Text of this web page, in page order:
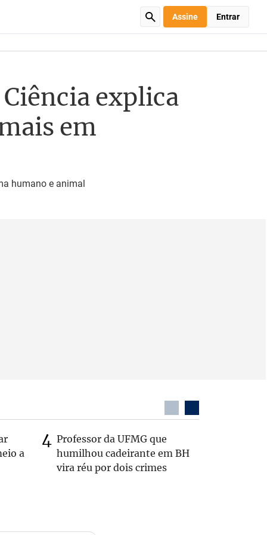
Assine Entrar
explica
em
humano e animal
a
Professor da UFMG que
humilhou cadeirante em BH
vira réu por dois crimes